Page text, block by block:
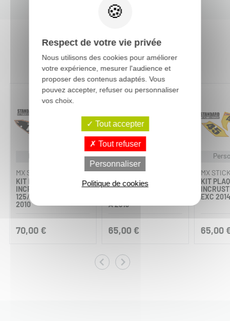
Vous aimerez aussi :
Personnalisable
MX STICKERS
KIT PLAQUES À N°
INCRUSTÉ - KTM
125/144 SX 2007 À
2010
70,00 €
Personnalisable
MX STICKERS
KIT PLAQUES À N°
INCRUSTÉ - KTM 450
À 2019
65,00 €
MX
KIT
EXC
65,00
Respect de votre vie privée
Nous utilisons des cookies pour améliorer
votre expérience, mesurer l'audience et
proposer des contenus adaptés. Vous
pouvez accepter, refuser ou personnaliser
vos choix.
Tout accepter
Tout refuser
Personnaliser
Politique de cookies